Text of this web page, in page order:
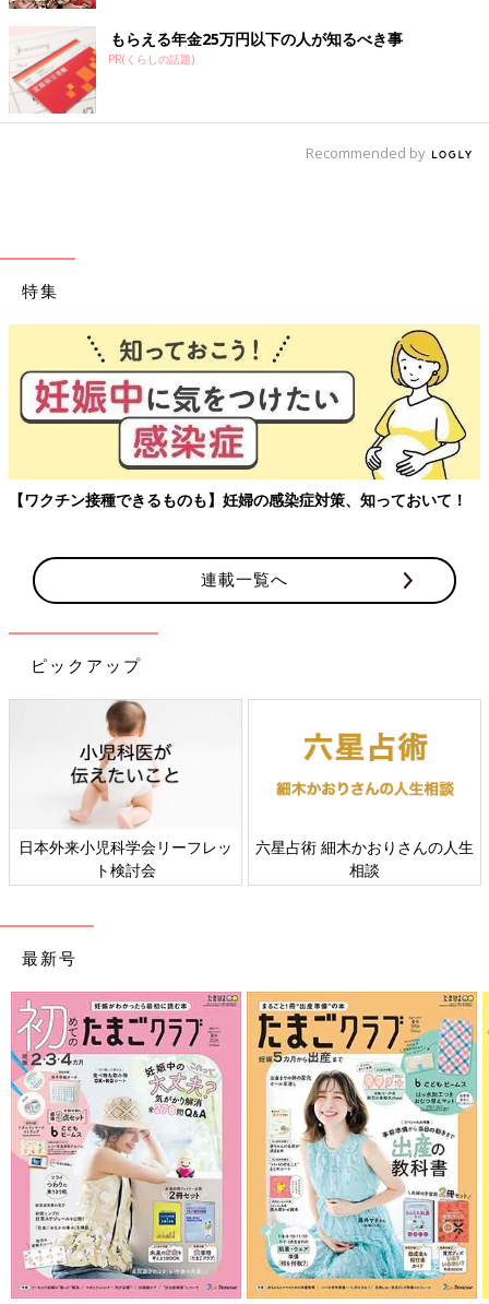
もらえる年金25万円以下の人が知るべき事
PR(くらしの話題)
Recommended by
特集
【ワクチン接種できるものも】妊婦の感染症対策、知っておいて！
連載一覧へ
ピックアップ
日本外来小児科学会リーフレッ
ト検討会
六星占術 細木かおりさんの人生
相談
最新号